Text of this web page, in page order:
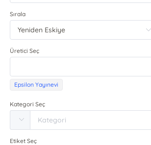
Sırala
Üretici Seç
Epsilon Yayınevi
Kategori Seç
Etiket Seç